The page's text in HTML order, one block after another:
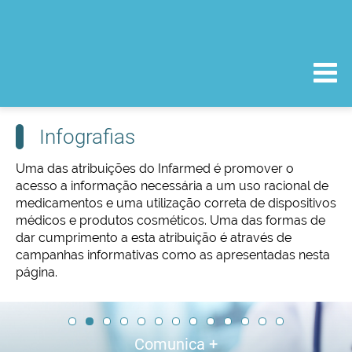
Infografias
Uma das atribuições do Infarmed é promover o
acesso a informação necessária a um uso racional de
medicamentos e uma utilização correta de dispositivos
médicos e produtos cosméticos. Uma das formas de
dar cumprimento a esta atribuição é através de
campanhas informativas como as apresentadas nesta
página.
Medicamentos falsificados
Comunica +
Medicamentos contendo valproato ou ácido
Canábis para fins medicinais
Poupe na receita
Aquisição medicamentos no estrangeiro
Notificar efeitos indesejáveis de
Antibióticos - Seja responsável
Acesso a medicamentos
Antibióticos - Resistência
Pesquisa medicamento
Medicamentos - Numa frase
Como contactar o CIMI?